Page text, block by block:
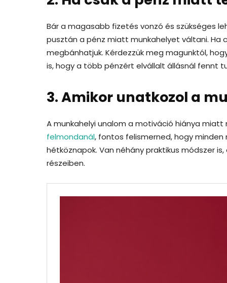
Bár a magasabb fizetés vonzó és szükséges
pusztán a pénz miatt munkahelyet váltani. Ha
megbánhatjuk. Kérdezzük meg magunktól,
is, hogy a több pénzért elvállalt állásnál fennt
3. Amikor unatkozol a
A munkahelyi unalom a motiváció hiánya
felmondanál, fontos felismerned, hogy minden
hétköznapok. Van néhány praktikus módszer
részeiben.